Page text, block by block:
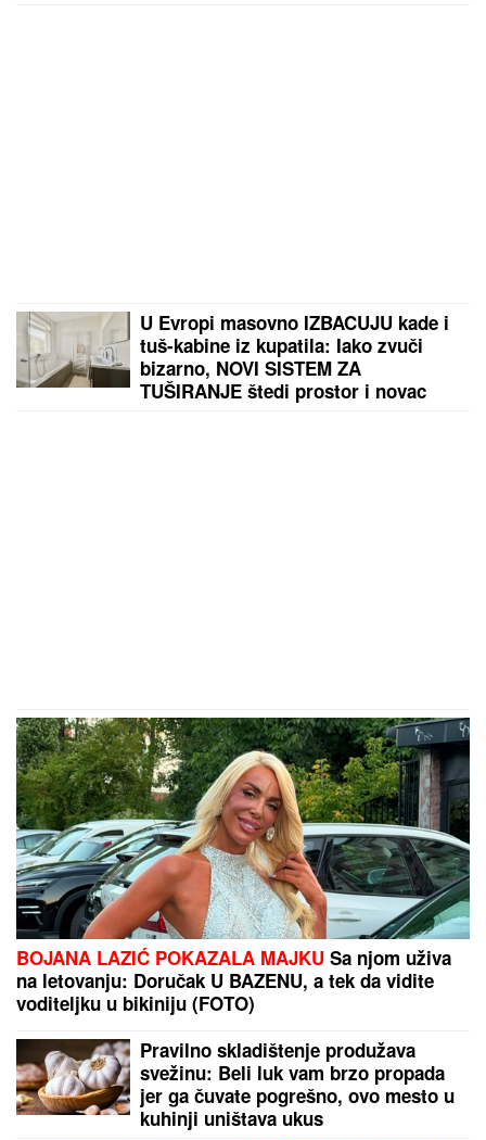
U Evropi masovno IZBACUJU kade i
tuš-kabine iz kupatila: Iako zvuči
bizarno, NOVI SISTEM ZA
TUŠIRANJE štedi prostor i novac
BOJANA LAZIĆ POKAZALA MAJKU Sa njom uživa
na letovanju: Doručak U BAZENU, a tek da vidite
voditeljku u bikiniju (FOTO)
Pravilno skladištenje produžava
svežinu: Beli luk vam brzo propada
jer ga čuvate pogrešno, ovo mesto u
kuhinji uništava ukus